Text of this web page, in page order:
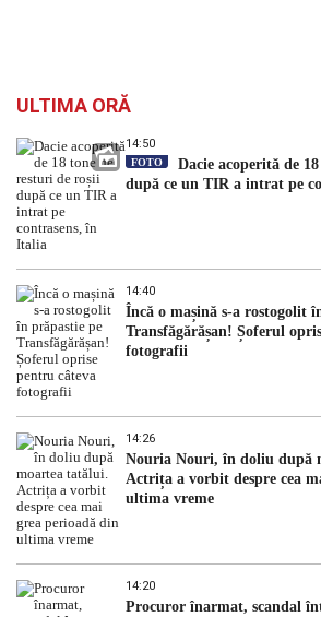
ULTIMA ORĂ
14:50
FOTO
Dacie acoperită de
după ce un TIR a intrat pe
14:40
Încă o mașină s-a rostogolit
Transfăgărășan! Șoferul
fotografii
14:26
Nouria Nouri, în doliu după
Actrița a vorbit despre cea
ultima vreme
14:20
Procuror înarmat, scandal